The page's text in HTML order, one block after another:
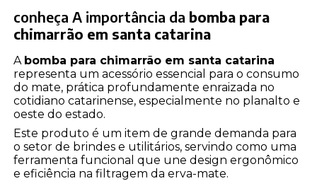
conheça A importância da bomba para
chimarrão em santa catarina
A bomba para chimarrão em santa catarina
representa um acessório essencial para o consumo
do mate, prática profundamente enraizada no
cotidiano catarinense, especialmente no planalto e
oeste do estado.
Este produto é um item de grande demanda para
o setor de brindes e utilitários, servindo como uma
ferramenta funcional que une design ergonômico
e eficiência na filtragem da erva-mate.